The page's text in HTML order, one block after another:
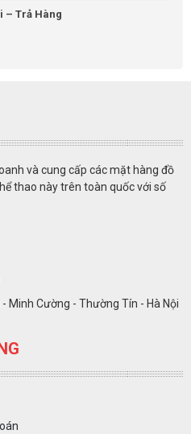
– Trả Hàng
và cung cấp các mặt hàng đồ
thao này trên toàn quốc với số
Minh Cường - Thường Tín - Hà Nội